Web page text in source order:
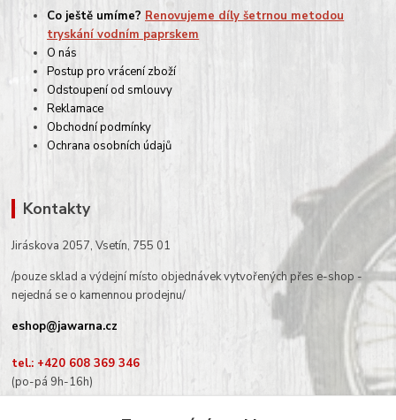
Co ještě umíme? Renovujeme díly šetrnou metodou
tryskání vodním paprskem
O nás
Postup pro vrácení zboží
Odstoupení od smlouvy
Reklamace
Obchodní podmínky
Ochrana osobních údajů
Kontakty
Jiráskova 2057, Vsetín, 755 01
/pouze sklad a výdejní místo objednávek vytvořených přes e-shop -
nejedná se o kamennou prodejnu/
eshop@jawarna.cz
tel.: +420 608 369 346
(po-pá 9h-16h)